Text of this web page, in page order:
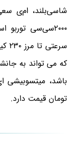
شاسی‌بلند، ام‌ی
۲۰۰۰سی‌سی
که می تواند به
تومان قیمت دارد.